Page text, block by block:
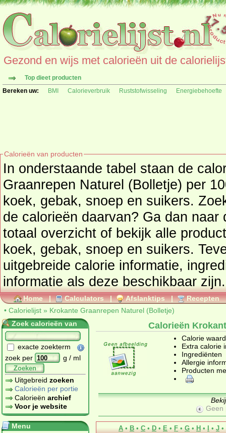
Gezond en wijs met calorieën uit de
Top dieet producten
Bereken uw:
BMI Calorieverbruik Ruststofwisseling Energiebehoefte
Calorieën van producten
In onderstaande tabel staan de
Graanrepen Naturel (Bolletje) per
koek, gebak, snoep en suikers. Zoekt u een ander product en
de calorieën daarvan? Ga dan naar
totaal overzicht of bekijk
koek, gebak, snoep en suikers. Tevens vindt u ook de
uitgebreide calorie informatie,
informatie als deze beschikbaar zijn.
Home | Calculators | Afslanktips | Recepten
• Calorielijst » Krokante Graanrepen Naturel (Bolletje)
Zoek calorieën van
exacte zoekterm
zoek per
g / ml
Zoeken
Uitgebreid zoeken
Calorieën per portie
Calorieën archief
Voor je website
Menu
Calorieën
Calorie
Extra calorie
Ingrediënten
Allergie
Producten
Geen
A • B • C • D • E • F • G • H • I • J •